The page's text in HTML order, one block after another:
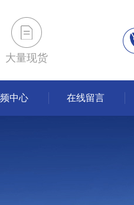
大量现货
中心 在线留言